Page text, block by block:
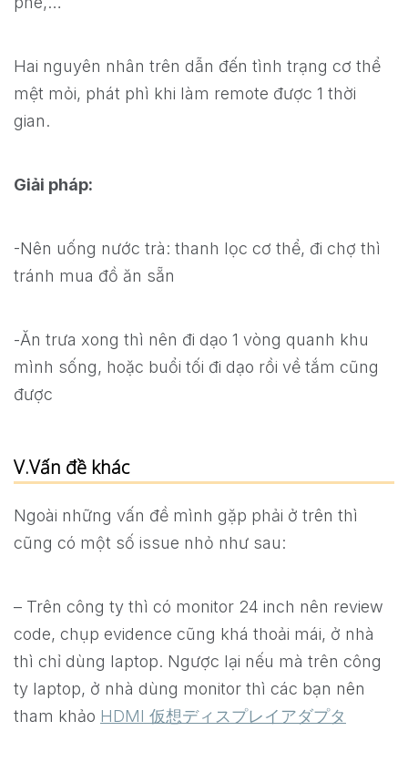
Hai nguyên nhân trên dẫn đến tình trạng cơ thể
mệt mỏi, phát phì khi làm remote được 1 thời
gian.
Giải pháp:
-Nên uống nước trà: thanh lọc cơ thể, đi chợ thì
tránh mua đồ ăn sẵn
-Ăn trưa xong thì nên đi dạo 1 vòng quanh khu
mình sống, hoặc buổi tối đi dạo rồi về tắm cũng
được
V.Vấn đề khác
Ngoài những vấn đề mình gặp phải ở trên thì
cũng có một số issue nhỏ như sau:
– Trên công ty thì có monitor 24 inch nên review
code, chụp evidence cũng khá thoải mái, ở nhà
thì chỉ dùng laptop. Ngược lại nếu mà trên công
ty laptop, ở nhà dùng monitor thì các bạn nên
tham khảo HDMI 仮想ディスプレイアダプタ